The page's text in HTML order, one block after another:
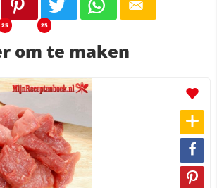
25 25
om te maken